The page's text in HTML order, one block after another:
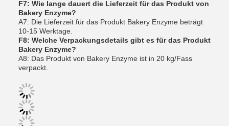
F7: Wie lange dauert die Lieferzeit für das Produkt von
Bakery Enzyme?
A7: Die Lieferzeit für das Produkt Bakery Enzyme beträgt
10-15 Werktage.
F8: Welche Verpackungsdetails gibt es für das Produkt
Bakery Enzyme?
A8: Das Produkt von Bakery Enzyme ist in 20 kg/Fass
verpackt.